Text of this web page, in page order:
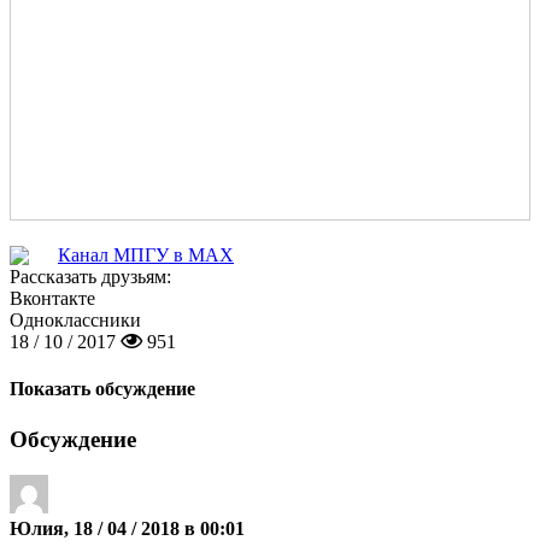
Канал МПГУ в MAX
Рассказать друзьям:
Вконтакте
Одноклассники
18 / 10 / 2017
951
Показать обсуждение
Обсуждение
Юлия, 18 / 04 / 2018 в 00:01